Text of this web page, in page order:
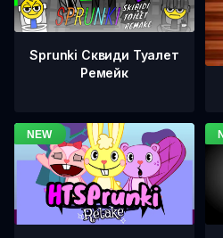
Sprunki Сквиди Туалет
Ремейк